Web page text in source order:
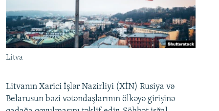
Litva
Litvanın Xarici İşlər Nazirliyi (XİN) Rusiya və
Belarusun bəzi vətəndaşlarının ölkəyə girişinə